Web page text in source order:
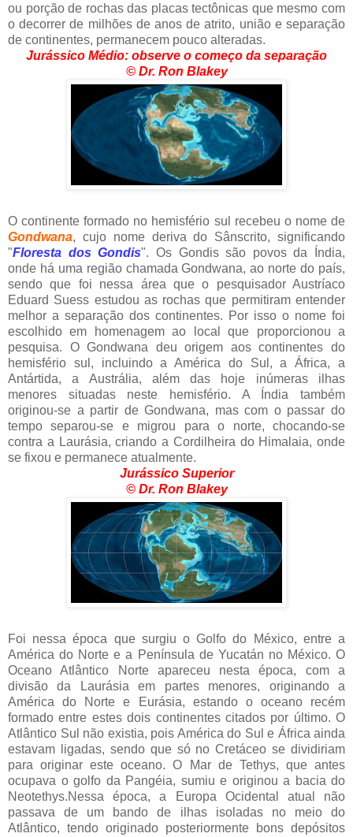
ou porção de rochas das placas tectônicas que mesmo com
o decorrer de milhões de anos de atrito, união e separação
de continentes, permanecem pouco alteradas.
Jurássico Médio: observe o começo da separação
© Dr. Ron Blakey
O continente formado no hemisfério sul recebeu o nome de
Gondwana, cujo nome deriva do Sânscrito, significando
"Floresta dos Gondis". Os Gondis são povos da Índia,
onde há uma região chamada Gondwana, ao norte do país,
sendo que foi nessa área que o pesquisador Austríaco
Eduard Suess estudou as rochas que permitiram entender
melhor a separação dos continentes. Por isso o nome foi
escolhido em homenagem ao local que proporcionou a
pesquisa. O Gondwana deu origem aos continentes do
hemisfério sul, incluindo a América do Sul, a África, a
Antártida, a Austrália, além das hoje inúmeras ilhas
menores situadas neste hemisfério. A Índia também
originou-se a partir de Gondwana, mas com o passar do
tempo separou-se e migrou para o norte, chocando-se
contra a Laurásia, criando a Cordilheira do Himalaia, onde
se fixou e permanece atualmente.
Jurássico Superior
© Dr. Ron Blakey
Foi nessa época que surgiu o Golfo do México, entre a
América do Norte e a Península de Yucatán no México. O
Oceano Atlântico Norte apareceu nesta época, com a
divisão da Laurásia em partes menores, originando a
América do Norte e Eurásia, estando o oceano recém
formado entre estes dois continentes citados por último. O
Atlântico Sul não existia, pois América do Sul e África ainda
estavam ligadas, sendo que só no Cretáceo se dividiriam
para originar este oceano. O Mar de Tethys, que antes
ocupava o golfo da Pangéia, sumiu e originou a bacia do
Neotethys.Nessa época, a Europa Ocidental atual não
passava de um bando de ilhas isoladas no meio do
Atlântico, tendo originado posteriormente bons depósitos